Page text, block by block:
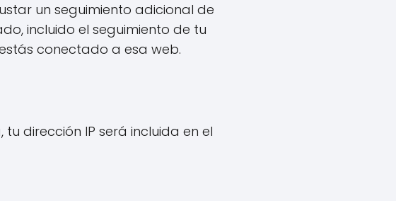
un seguimiento adicional de
incluido el seguimiento de tu
conectado a esa web.
dirección IP será incluida en el